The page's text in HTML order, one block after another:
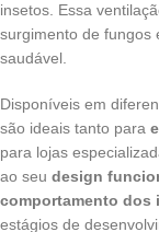
insetos. Essa
surgimento de fungos
saudável.
Disponíveis em
são ideais tanto para
para lojas
ao seu design
comportamento dos
estágios de